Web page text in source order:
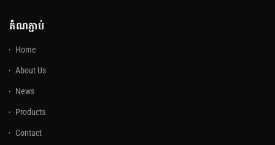
តំណភ្ជាប់
Home
About Us
News
Products
Contact